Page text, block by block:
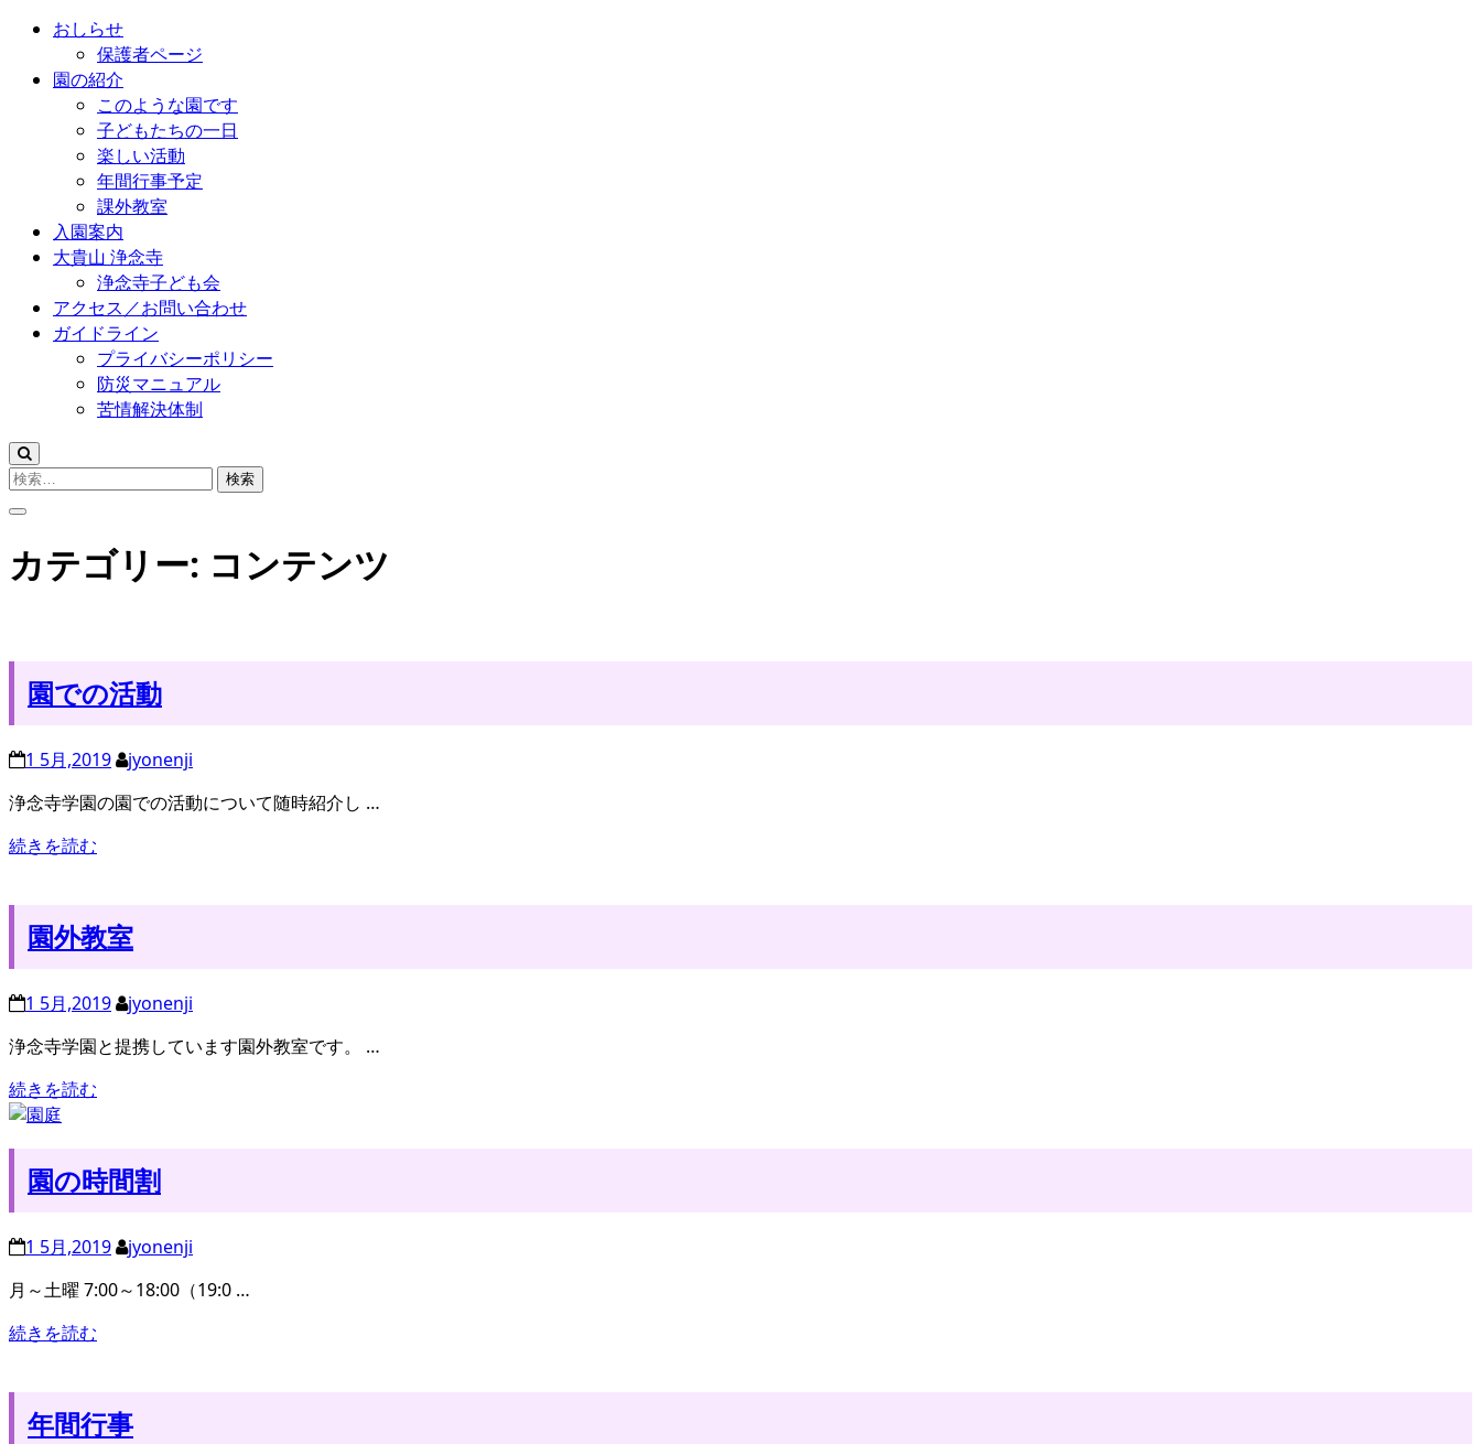
おしらせ
保護者ページ
園の紹介
このような園です
子どもたちの一日
楽しい活動
年間行事予定
課外教室
入園案内
大貴山 浄念寺
浄念寺子ども会
アクセス／お問い合わせ
ガイドライン
プライバシーポリシー
防災マニュアル
苦情解決体制
検
カテゴリー: コンテンツ
園での活動
1 5月,2019
jyonenji
浄念寺学園の園での活動について随時紹介し …
続きを読む
園外教室
1 5月,2019
jyonenji
浄念寺学園と提携しています園外教室です。 …
続きを読む
園の時間割
1 5月,2019
jyonenji
月～土曜 7:00～18:00（19:0 …
続きを読む
年間行事